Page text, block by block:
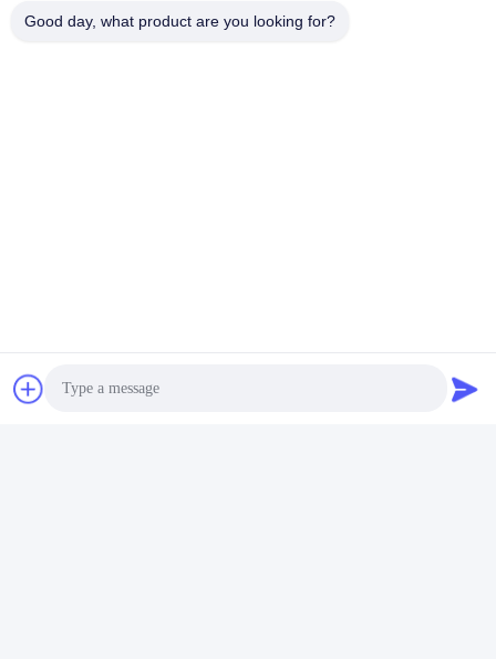
Q5. Où puis-je acheter des pièces de machines à stenter?
Contactez rapidement
Good day, what product are you looking for?